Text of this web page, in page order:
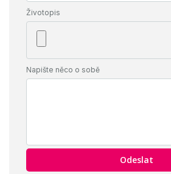
Životopis
Napište něco o sobě